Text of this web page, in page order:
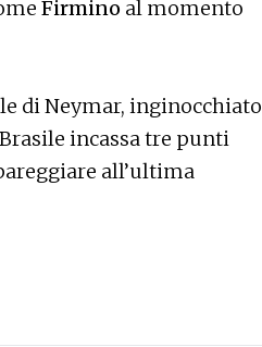
Firmino al momento
di Neymar, inginocchiato
incassa tre punti
all’ultima